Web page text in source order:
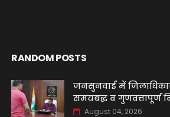
RANDOM POSTS
जनसुनवाई में
समयबद्ध व गुणवत्तापूर्ण
August 04, 2026